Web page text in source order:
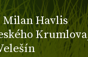
Havlis